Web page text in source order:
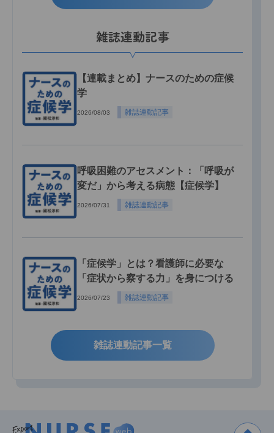
雑誌連動記事
【連載まとめ】ナースのための症候
学
2026/08/03 雑誌連動記事
呼吸困難のアセスメント：「呼吸が
変だ」から考える病態【症候学】
2026/07/31 雑誌連動記事
「症候学」とは？看護師に必要な
「症状から察する力」を身につける
2026/07/23 雑誌連動記事
雑誌連動記事一覧